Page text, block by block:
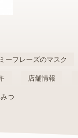
ーフレーズのマスク
店舗情報
つ